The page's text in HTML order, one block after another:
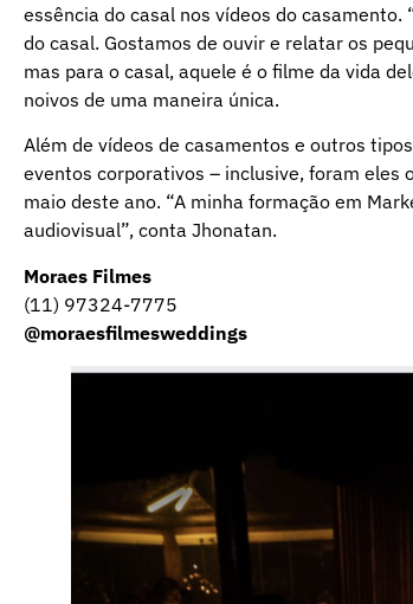
essência do casal nos vídeos do
do casal. Gostamos de ouvir e relatar os
mas para o casal, aquele é o filme da vida
noivos de uma maneira única.
Além de vídeos de casamentos e outros
eventos corporativos – inclusive, foram eles
maio deste ano. “A minha formação em
audiovisual”, conta Jhonatan.
Moraes Filmes
(11) 97324-7775
@moraesfilmesweddings